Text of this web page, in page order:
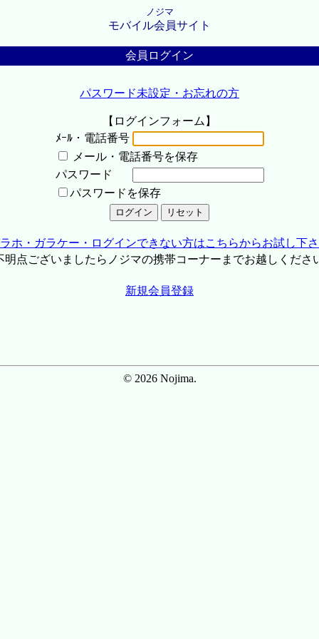
ノジマ
モバイル会員サイト
会員ログイン
パスワード未設定・お忘れの方
【ログインフォーム】
ﾒｰﾙ・電話番号
メール・電話番号を保存
パスワード
パスワードを保存
ホ・ガラケー・ログインできない方はこちらからお試し下
点ございましたらノジマの携帯コーナーまでお越しくださ
新規会員登録
© 2026 Nojima.